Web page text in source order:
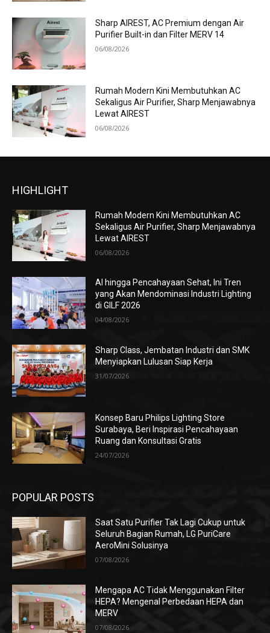
Sharp AIREST, AC Premium dengan Air
Purifier Built-in dan Filter MERV 14
06/08/2026
Rumah Modern Kini Membutuhkan AC
Sekaligus Air Purifier, Sharp Menjawabnya
Lewat AIREST
06/08/2026
HIGHLIGHT
Rumah Modern Kini Membutuhkan AC
Sekaligus Air Purifier, Sharp Menjawabnya
Lewat AIREST
06/08/2026
AI hingga Pencahayaan Sehat, Ini Tren
yang Akan Mendominasi Industri Lighting
di GILF 2026
04/08/2026
Sharp Class, Jembatan Industri dan SMK
Menyiapkan Lulusan Siap Kerja
31/07/2026
Konsep Baru Philips Lighting Store
Surabaya, Beri Inspirasi Pencahayaan
Ruang dan Konsultasi Gratis
24/07/2026
POPULAR POSTS
Saat Satu Purifier Tak Lagi Cukup untuk
Seluruh Bagian Rumah, LG PuriCare
AeroMini Solusinya
07/08/2026
Mengapa AC Tidak Menggunakan Filter
HEPA? Mengenal Perbedaan HEPA dan
MERV
07/08/2026